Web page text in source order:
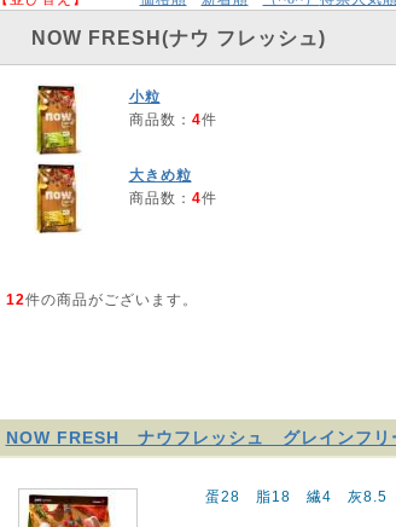
NOW FRESH(ナウ フレッシュ)
小粒
商品数： 4件
大きめ粒
商品数： 4件
12件の商品がございます。
NOW FRESH ナウフレッシュ グレインフ
蛋28 脂18 繊4 灰8.5